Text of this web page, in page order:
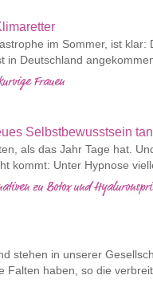
im Sommer, ist klar:
in Deutschland
Frauen
als das Jahr Tage hat.
kommt: Unter Hypnose
zu Botox und
stehen in unserer
Falten haben, so die